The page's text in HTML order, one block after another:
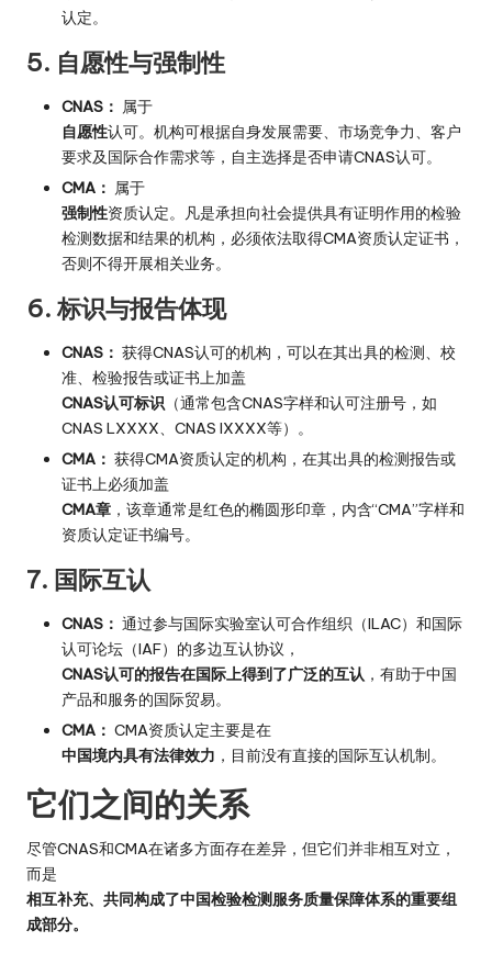
认定。
5. 自愿性与强制性
CNAS： 属于
自愿性认可。机构可根据自身发展需要、市场竞争力、客户
要求及国际合作需求等，自主选择是否申请CNAS认可。
CMA： 属于
强制性资质认定。凡是承担向社会提供具有证明作用的检验
检测数据和结果的机构，必须依法取得CMA资质认定证书，
否则不得开展相关业务。
6. 标识与报告体现
CNAS： 获得CNAS认可的机构，可以在其出具的检测、校
准、检验报告或证书上加盖
CNAS认可标识 （通常包含CNAS字样和认可注册号，如
CNAS LXXXX、CNAS IXXXX等）。
CMA： 获得CMA资质认定的机构，在其出具的检测报告或
证书上必须加盖
CMA章 ，该章通常是红色的椭圆形印章，内含“CMA”字样和
资质认定证书编号。
7. 国际互认
CNAS： 通过参与国际实验室认可合作组织（ILAC）和国际
认可论坛（IAF）的多边互认协议，
CNAS认可的报告在国际上得到了广泛的互认 ，有助于中国
产品和服务的国际贸易。
CMA： CMA资质认定主要是在
中国境内具有法律效力 ，目前没有直接的国际互认机制。
它们之间的关系
尽管CNAS和CMA在诸多方面存在差异，但它们并非相互对立，
而是
相互补充、共同构成了中国检验检测服务质量保障体系的重要组
成部分。